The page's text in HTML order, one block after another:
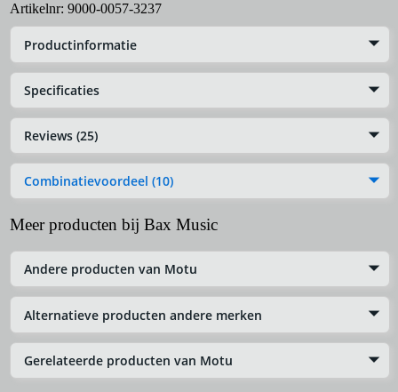
Artikelnr: 9000-0057-3237
Productinformatie
Specificaties
Reviews (25)
Combinatievoordeel (10)
Meer producten bij Bax Music
Andere producten van Motu
Alternatieve producten andere merken
Gerelateerde producten van Motu